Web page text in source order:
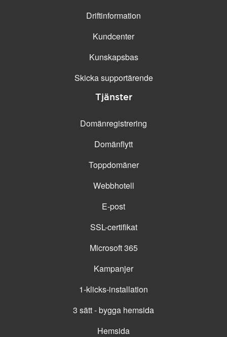
Driftinformation
Kundcenter
Kunskapsbas
Skicka supportärende
Tjänster
Domänregistrering
Domänflytt
Toppdomäner
Webbhotell
E-post
SSL-certifikat
Microsoft 365
Kampanjer
1-klicks-installation
3 sätt - bygga hemsida
Hemsida